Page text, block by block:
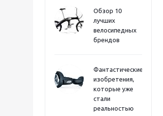
Обзор 10
лучших
велосипедных
брендов
Фантастические
изобретения,
которые уже
стали
реальностью